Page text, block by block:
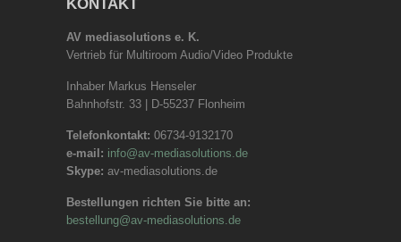
KONTAKT
AV mediasolutions e. K.
Vertrieb für Multiroom Audio/Video Produkte
Inhaber Markus Henseler
Bahnhofstr. 33 | D-55237 Flonheim
Telefonkontakt: 06734-9132170
e-mail: info@av-mediasolutions.de
Skype: av-mediasolutions.de
Bestellungen richten Sie bitte an:
bestellung@av-mediasolutions.de